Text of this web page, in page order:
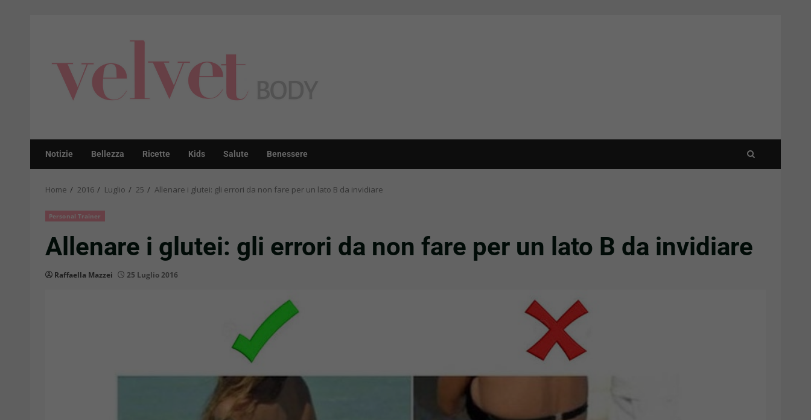
Notizie Bellezza Ricette Kids Salute Benessere
Home 2016 Luglio 25 Allenare i glutei: gli errori da non fare per un lato B da invidiare
Personal Trainer
Allenare i glutei: gli errori da non fare per un lato B da invidiare
Raffaella Mazzei 25 Luglio 2016